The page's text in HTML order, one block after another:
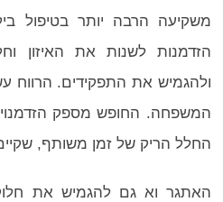
משקיעה הרבה יותר בטיפול
הזדמנות לשנות את האיזון
ולהגמיש את התפקידים. הרווח
המשפחה. החופש מספק
החלל הריק של זמן משותף,
האתגר וא גם להגמיש את